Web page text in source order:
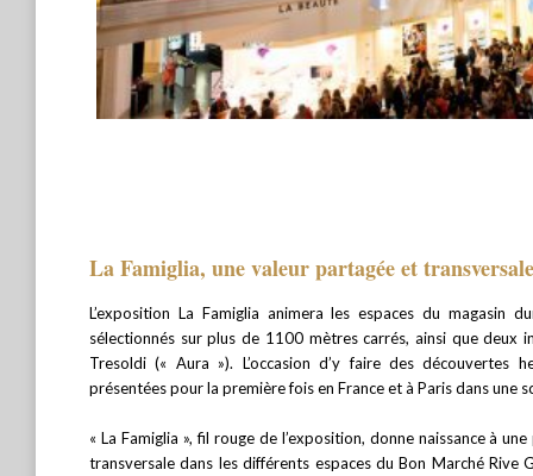
La Famiglia, une valeur partagée et transversale
L’exposition La Famiglia animera les espaces du magasin
sélectionnés sur plus de 1100 mètres carrés, ainsi que deux
Tresoldi (« Aura »). L’occasion d’y faire des découvertes
présentées pour la première fois en France et à Paris dans une
« La Famiglia », fil rouge de l’exposition, donne naissance à
transversale dans les différents espaces du Bon Marché Rive